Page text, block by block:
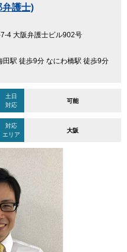
弁護士)
4 大阪弁護士ビル902号
駅 徒歩9分 なにわ橋駅 徒歩9分
土日
対応
可能
対応
エリア
大阪